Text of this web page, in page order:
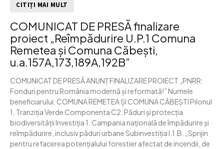
CITIȚI MAI MULT
COMUNICAT DE PRESĂ finalizare
proiect „Reîmpădurire U.P.1 Comuna
Remetea și Comuna Căbești,
u.a.157A,173,189A,192B”
COMUNICAT DE PRESĂ ANUNȚ FINALIZARE PROIECT „PNRR:
Fonduri pentru România modernă și reformată!” Numele
beneficiarului: COMUNA REMETEA ȘI COMUNA CĂBEȘTI Pilonul
1. Tranziția Verde Componenta C2: Păduri și protecția
biodiversității Investiția 1. Campania națională de împădurire și
reîmpădurire, inclusiv păduri urbane Subinvestiția I.1.B. „Sprijin
pentru refacerea potențialului forestier afectat de incendii, de